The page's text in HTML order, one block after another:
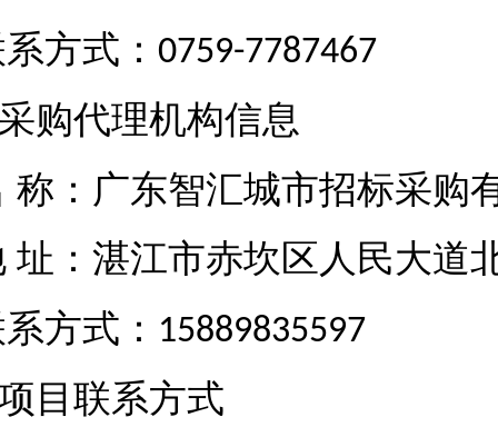
方式： 0759-7787467
购代理机构信息
称：广东智汇城市招标采购
址：湛江市赤坎区人民大道
方式： 15889835597
目联系方式